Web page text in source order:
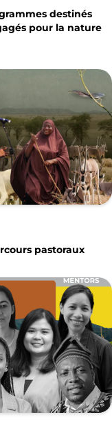
destinés
pour la nature
pastoraux